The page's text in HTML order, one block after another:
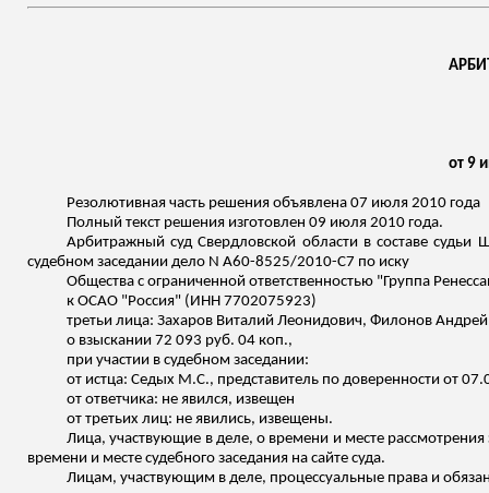
от 9
Резолютивная часть решения объявлена 07 июля 2010 года
Полный текст решения изготовлен 09 июля 2010 года.
Арбитражный суд Свердловской области в составе судьи
судебном заседании дело N А60-8525/2010-С7 по иску
Общества с ограниченной ответственностью "Группа
к ОСАО "Россия" (ИНН 7702075923)
третьи лица: Захаров Виталий Леонидович, Филонов
о взыскании 72 093 руб. 04 коп.,
при участии в судебном заседании:
от истца: Седых М.С., представитель по доверенности от
от ответчика: не явился, извещен
от третьих лиц: не явились, извещены.
Лица, участвующие в деле, о времени и месте
времени и месте судебного заседания на сайте суда.
Лицам, участвующим в деле, процессуальные права и